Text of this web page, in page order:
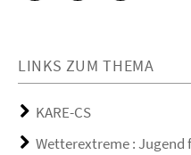
LINKS ZUM THEMA
KARE-CS
Wetterextreme : Jugend